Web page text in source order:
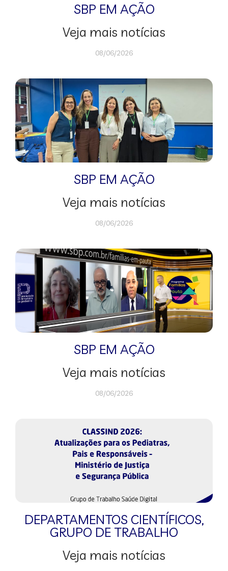
SBP EM AÇÃO
Veja mais notícias
08/06/2026
SBP EM AÇÃO
Veja mais notícias
08/06/2026
SBP EM AÇÃO
Veja mais notícias
08/06/2026
DEPARTAMENTOS CIENTÍFICOS,
GRUPO DE TRABALHO
Veja mais notícias